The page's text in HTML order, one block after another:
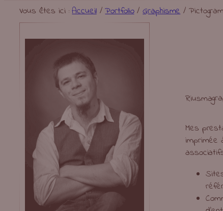
Vous êtes ici :Accueil/Portfolio/Graphisme/
Riusma
Mes
imprimée